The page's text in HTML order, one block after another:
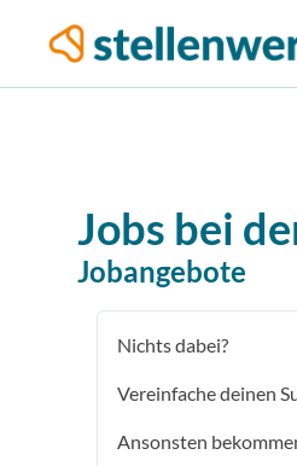
Jobs bei
Jobangebote
Nichts dabei?
Vereinfache deinen
Ansonsten